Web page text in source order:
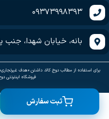
09373998393
بانه، خیابان شهدا، جنب
برای استفاده از مطالب دوج کالا، داشتن «هدف
فروشگاه اینترنتی
ثبت سفارش